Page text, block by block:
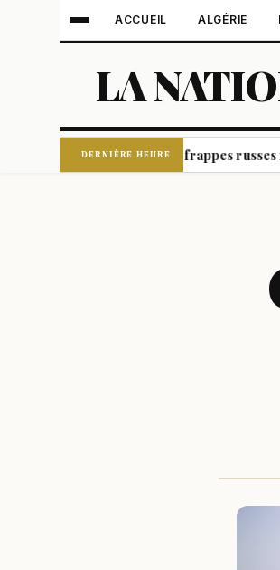
ACCUEIL ALGÉRIE
LA
DERNIÈRE HEURE
visées par des frappes russes